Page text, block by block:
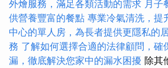
外燴服務，滿足各類活動的需求 月子
供營養豐富的餐點 專業冷氣清洗，提
中心的單人房，為長者提供更隱私的
務 了解如何選擇合適的法律顧問，確
漏，徹底解決您家中的漏水困擾 除其